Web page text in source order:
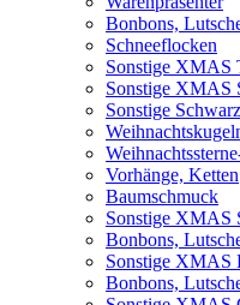
Bonbons,
Schneeflocken
Sonstige XMAS
Sonstige XMAS
Sonstige
Vorhänge, Ketten
Baumschmuck
Sonstige XMAS
Bonbons,
Sonstige XMAS
Bonbons,